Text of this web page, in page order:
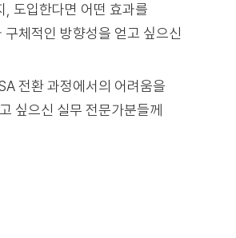
도입한다면 어떤 효과를
체적인 방향성을 얻고 싶으신
전환 과정에서의 어려움을
싶으신 실무 전문가분들께